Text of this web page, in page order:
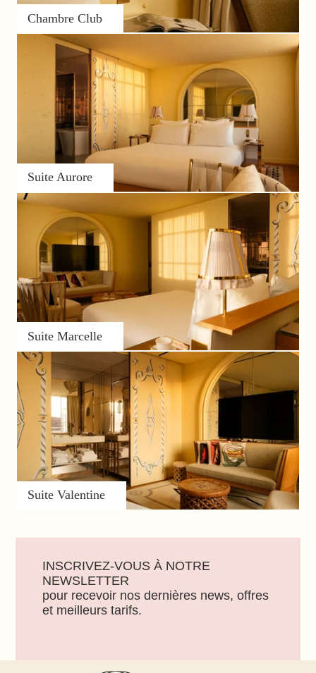
Chambre Club
Suite Aurore
Suite Marcelle
Suite Valentine
INSCRIVEZ-VOUS À NOTRE
NEWSLETTER
pour recevoir nos dernières news, offres
et meilleurs tarifs.